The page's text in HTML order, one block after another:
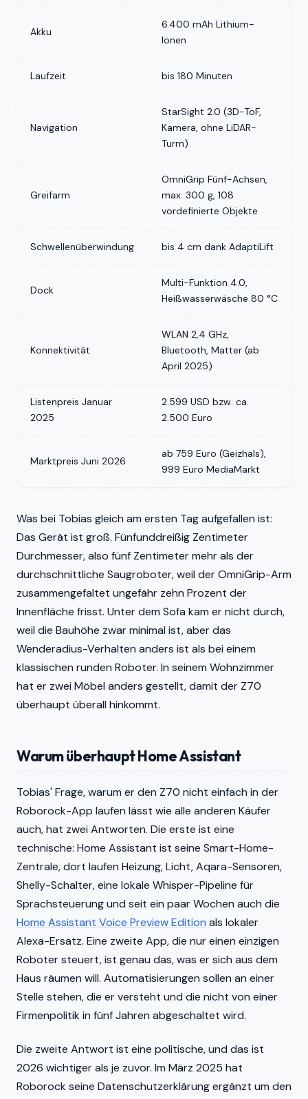
Akku
6.400 mAh Lithium-
Ionen
Laufzeit bis 180 Minuten
Navigation
StarSight 2.0 (3D-ToF,
Kamera, ohne LiDAR-
Turm)
Greifarm
OmniGrip Fünf-Achsen,
max. 300 g, 108
vordefinierte Objekte
Schwellenüberwindung bis 4 cm dank AdaptiLift
Dock
Multi-Funktion 4.0,
Heißwasserwäsche 80 °C
Konnektivität
WLAN 2,4 GHz,
Bluetooth, Matter (ab
April 2025)
Listenpreis Januar
2025
2.599 USD bzw. ca.
2.500 Euro
Marktpreis Juni 2026
ab 759 Euro (Geizhals),
999 Euro MediaMarkt
Was bei Tobias gleich am ersten Tag aufgefallen ist:
Das Gerät ist groß. Fünfunddreißig Zentimeter
Durchmesser, also fünf Zentimeter mehr als der
durchschnittliche Saugroboter, weil der OmniGrip-Arm
zusammengefaltet ungefähr zehn Prozent der
Innenfläche frisst. Unter dem Sofa kam er nicht durch,
weil die Bauhöhe zwar minimal ist, aber das
Wenderadius-Verhalten anders ist als bei einem
klassischen runden Roboter. In seinem Wohnzimmer
hat er zwei Möbel anders gestellt, damit der Z70
überhaupt überall hinkommt.
Warum überhaupt Home Assistant
Tobias' Frage, warum er den Z70 nicht einfach in der
Roborock-App laufen lässt wie alle anderen Käufer
auch, hat zwei Antworten. Die erste ist eine
technische: Home Assistant ist seine Smart-Home-
Zentrale, dort laufen Heizung, Licht, Aqara-Sensoren,
Shelly-Schalter, eine lokale Whisper-Pipeline für
Sprachsteuerung und seit ein paar Wochen auch die
Home Assistant Voice Preview Edition als lokaler
Alexa-Ersatz. Eine zweite App, die nur einen einzigen
Roboter steuert, ist genau das, was er sich aus dem
Haus räumen will. Automatisierungen sollen an einer
Stelle stehen, die er versteht und die nicht von einer
Firmenpolitik in fünf Jahren abgeschaltet wird.
Die zweite Antwort ist eine politische, und das ist
2026 wichtiger als je zuvor. Im März 2025 hat
Roborock seine Datenschutzerklärung ergänzt um den